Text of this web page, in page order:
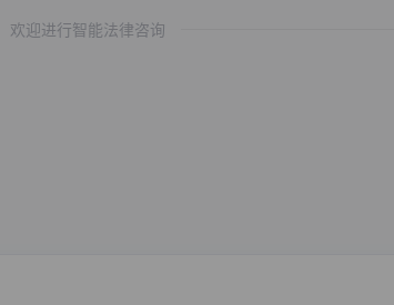
欢迎进行智能法律咨询